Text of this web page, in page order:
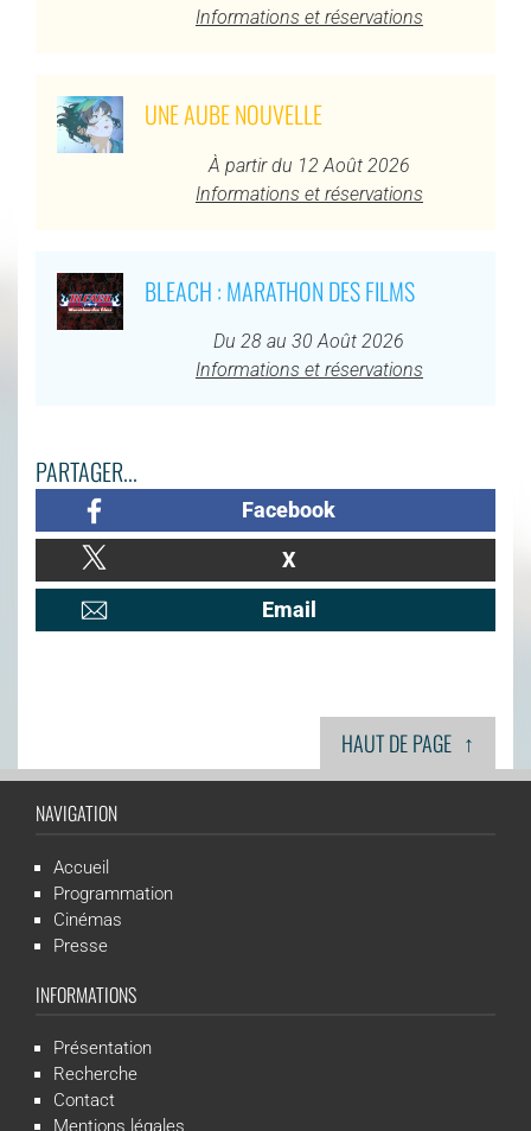
Informations et réservations
UNE AUBE NOUVELLE
À partir du 12 Août 2026
Informations et réservations
BLEACH : MARATHON DES FILMS
Du 28 au 30 Août 2026
Informations et réservations
PARTAGER...
Facebook
X
Email
HAUT DE PAGE ↑
NAVIGATION
Accueil
Programmation
Cinémas
Presse
INFORMATIONS
Présentation
Recherche
Contact
Mentions légales